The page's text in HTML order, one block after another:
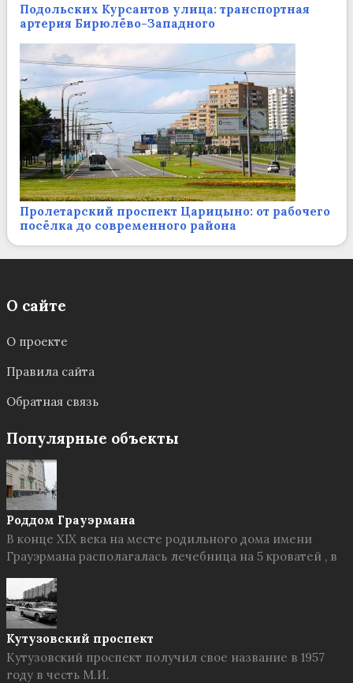
Подольских Курсантов улица: транспортная
артерия Бирюлёво-Западного
Пролетарский проспект Царицыно: от рабочего
посёлка до современного района
О сайте
О проекте
Правила сайта
Обратная связь
Популярные объекты
Роддом Грауэрмана
В конце XIX века на месте родильного дома имени
Грауэрмана располагалась лечебница на 5 кроватей , в
Кутузовский проспект
Кутузовский проспект получил свое название в 1957
году в честь М.И.